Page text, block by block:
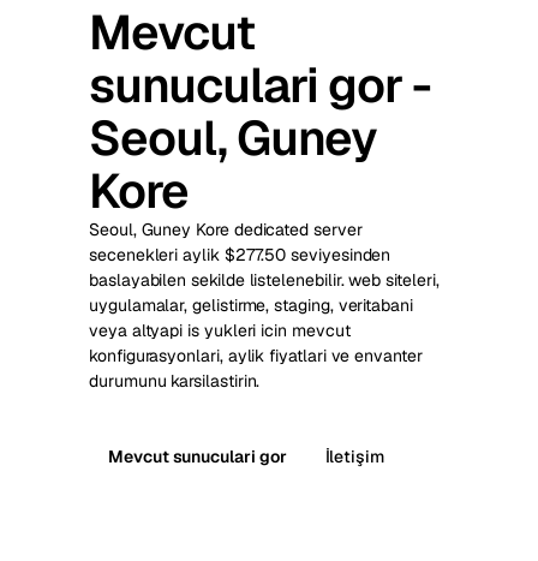
Mevcut
sunuculari gor -
Seoul, Guney
Kore
Seoul, Guney Kore dedicated server
secenekleri aylik $277.50 seviyesinden
baslayabilen sekilde listelenebilir. web siteleri,
uygulamalar, gelistirme, staging, veritabani
veya altyapi is yukleri icin mevcut
konfigurasyonlari, aylik fiyatlari ve envanter
durumunu karsilastirin.
Mevcut sunuculari gor İletişim